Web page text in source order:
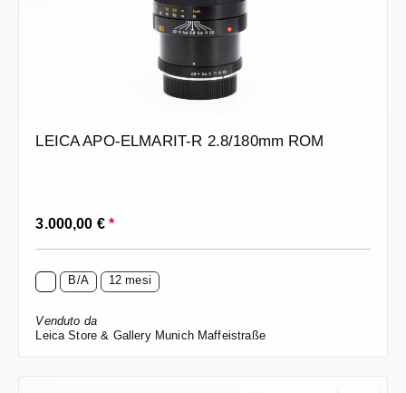
LEICA APO-ELMARIT-R 2.8/180mm ROM
Prezzo normale:
3.000,00 €*
B/A 12 mesi
Venduto da
Leica Store & Gallery Munich Maffeistraße